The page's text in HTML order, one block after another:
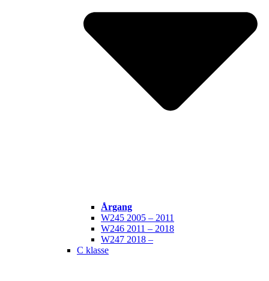
Årgang
W245 2005 – 2011
W246 2011 – 2018
W247 2018 –
C klasse